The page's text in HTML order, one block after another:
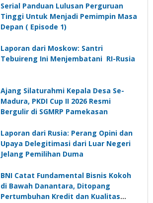
Depan”?
Serial Panduan Lulusan Perguruan
Tinggi Untuk Menjadi Pemimpin Masa
Depan ( Episode 1)
Laporan dari Moskow: Santri
Tebuireng Ini Menjembatani RI-Rusia
Ajang Silaturahmi Kepala Desa Se-
Madura, PKDI Cup II 2026 Resmi
Bergulir di SGMRP Pamekasan
Laporan dari Rusia: Perang Opini dan
Upaya Delegitimasi dari Luar Negeri
Jelang Pemilihan Duma
BNI Catat Fundamental Bisnis Kokoh
di Bawah Danantara, Ditopang
Pertumbuhan Kredit dan Kualitas